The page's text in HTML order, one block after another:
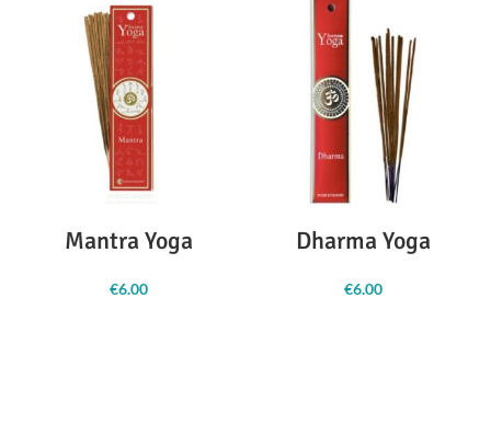
Mantra Yoga
€6.00
Dharma Yoga
€6.00